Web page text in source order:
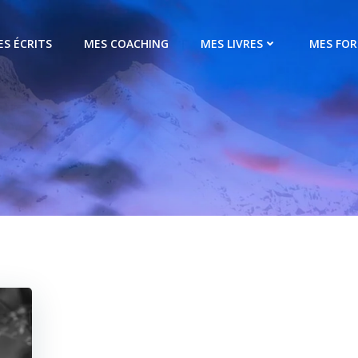
ÉCRITS MES COACHING MES LIVRES MES